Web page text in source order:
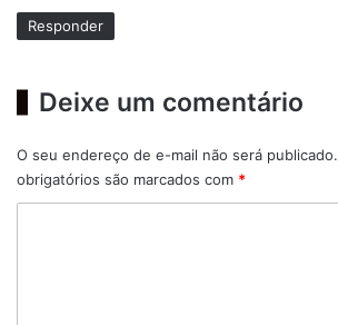
e
:
Responder
Deixe um comentário
O seu endereço de e-mail não será publicado.
obrigatórios são marcados com *